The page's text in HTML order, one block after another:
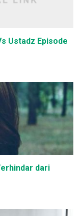
Ustadz Episode
dari